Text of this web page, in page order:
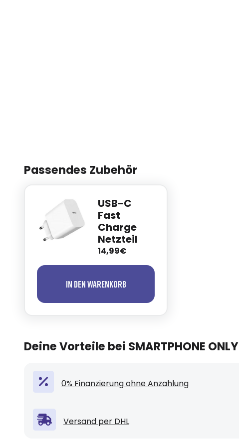
Passendes Zubehör
USB-C
Fast
Charge
Netzteil
14,99€
In den Warenkorb
Deine Vorteile bei SMARTPHONE ONLY
0% Finanzierung ohne Anzahlung
Versand per DHL